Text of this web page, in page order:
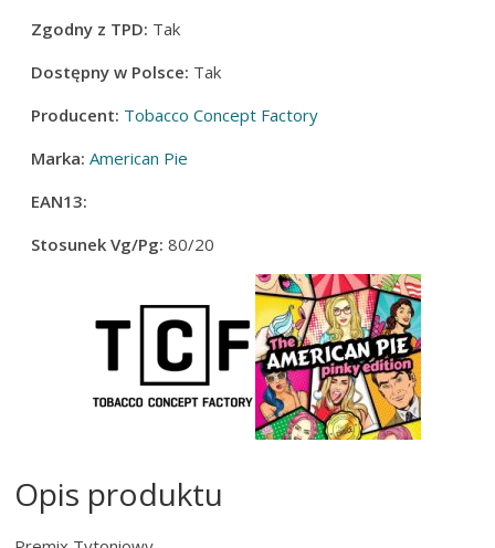
Zgodny z TPD: Tak
Dostępny w Polsce: Tak
Producent: Tobacco Concept Factory
Marka: American Pie
EAN13:
Stosunek Vg/Pg: 80/20
Opis produktu